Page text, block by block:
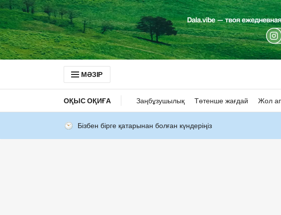
МӘЗІР
ОҚЫС ОҚИҒА Заңбұзушылық Төтенше жағдай Жол
Бізбен бірге қатарынан болған күндеріңіз